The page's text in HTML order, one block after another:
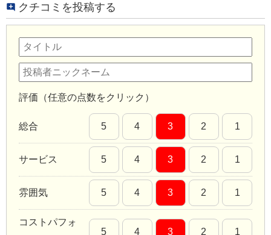
クチコミを投稿する
評価（任意の点数をクリック）
総合 5 4 3 2 1
サービス 5 4 3 2 1
雰囲気 5 4 3 2 1
コストパフォ
5
4 3 2 1